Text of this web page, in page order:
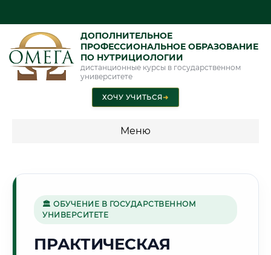
ДОПОЛНИТЕЛЬНОЕ
ПРОФЕССИОНАЛЬНОЕ ОБРАЗОВАНИЕ
ПО НУТРИЦИОЛОГИИ
дистанционные курсы в государственном
университете
ХОЧУ УЧИТЬСЯ➜
Меню
🏯
🏛 ОБУЧЕНИЕ В ГОСУДАРСТВЕННОМ
УНИВЕРСИТЕТЕ
ПРАКТИЧЕСКАЯ